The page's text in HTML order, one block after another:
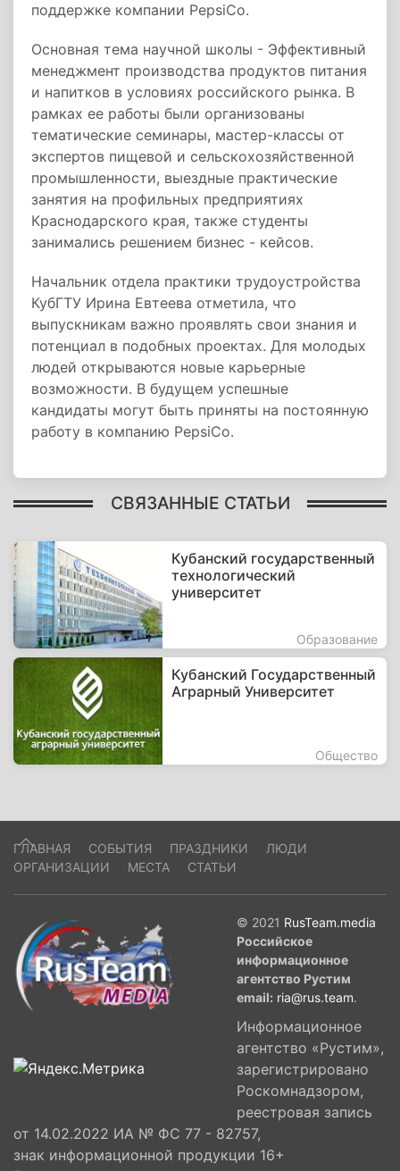
поддержке компании PepsiCo.
Основная тема научной школы - Эффективный
менеджмент производства продуктов питания
и напитков в условиях российского рынка. В
рамках ее работы были организованы
тематические семинары, мастер-классы от
экспертов пищевой и сельскохозяйственной
промышленности, выездные практические
занятия на профильных предприятиях
Краснодарского края, также студенты
занимались решением бизнес - кейсов.
Начальник отдела практики трудоустройства
КубГТУ Ирина Евтеева отметила, что
выпускникам важно проявлять свои знания и
потенциал в подобных проектах. Для молодых
людей открываются новые карьерные
возможности. В будущем успешные
кандидаты могут быть приняты на постоянную
работу в компанию PepsiCo.
СВЯЗАННЫЕ СТАТЬИ
Кубанский государственный
технологический
университет
Образование
Кубанский Государственный
Аграрный Университет
Общество
ГЛАВНАЯ СОБЫТИЯ ПРАЗДНИКИ
ЛЮДИ
ОРГАНИЗАЦИИ
МЕСТА СТАТЬИ
© 2021 RusTeam.media
Российское
информационное
агентство Рустим
email: ria@rus.team.
Информационное
агентство «Рустим»,
зарегистрировано
Роскомнадзором,
реестровая запись
от 14.02.2022 ИА № ФС 77 - 82757,
знак информационной продукции 16+